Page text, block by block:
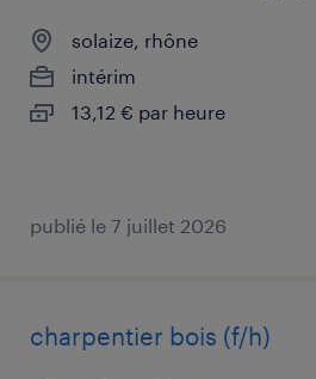
solaize, rhône
intérim
13,12 € par heure
publié le 7 juillet 2026
charpentier bois (f/h)